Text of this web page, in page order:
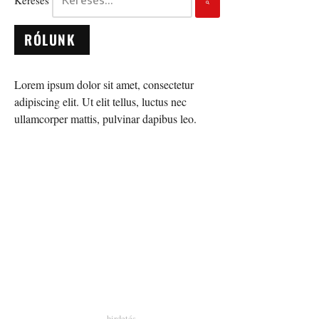
RÓLUNK
Lorem ipsum dolor sit amet, consectetur
adipiscing elit. Ut elit tellus, luctus nec
ullamcorper mattis, pulvinar dapibus leo.